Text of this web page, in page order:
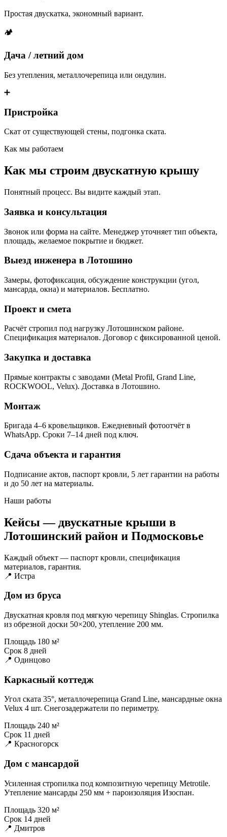
Простая двускатка, экономный вариант.
🏕
Дача / летний дом
Без утепления, металлочерепица или ондулин.
➕
Пристройка
Скат от существующей стены, подгонка ската.
Как мы работаем
Как мы строим двускатную крышу
Понятный процесс. Вы видите каждый этап.
Заявка и консультация
Звонок или форма на сайте. Менеджер уточняет тип объекта,
площадь, желаемое покрытие и бюджет.
Выезд инженера в Лотошино
Замеры, фотофиксация, обсуждение конструкции (угол,
мансарда, окна) и материалов. Бесплатно.
Проект и смета
Расчёт стропил под нагрузку Лотошинском районе.
Спецификация материалов. Договор с фиксированной ценой.
Закупка и доставка
Прямые контракты с заводами (Metal Profil, Grand Line,
ROCKWOOL, Velux). Доставка в Лотошино.
Монтаж
Бригада 4–6 кровельщиков. Ежедневный фотоотчёт в
WhatsApp. Сроки 7–14 дней под ключ.
Сдача объекта и гарантия
Подписание актов, паспорт кровли, 5 лет гарантии на работы
и до 50 лет на материалы.
Наши работы
Кейсы — двускатные крыши в
Лотошинский район и Подмосковье
Каждый объект — паспорт кровли, спецификация
материалов, гарантия.
📍 Истра
Дом из бруса
Двускатная кровля под мягкую черепицу Shinglas. Стропилка
из обрезной доски 50×200, утепление 200 мм.
Площадь 180 м²
Срок 8 дней
📍 Одинцово
Каркасный коттедж
Угол ската 35°, металлочерепица Grand Line, мансардные окна
Velux 4 шт. Снегозадержатели по периметру.
Площадь 240 м²
Срок 11 дней
📍 Красногорск
Дом с мансардой
Усиленная стропилка под композитную черепицу Metrotile.
Утепление мансарды 250 мм + пароизоляция Изоспан.
Площадь 320 м²
Срок 14 дней
📍 Дмитров